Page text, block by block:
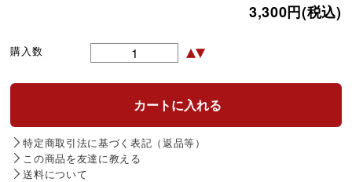
3,300円(税込)
購入数
特定商取引法に基づく表記（返品等）
この商品を友達に教える
送料について